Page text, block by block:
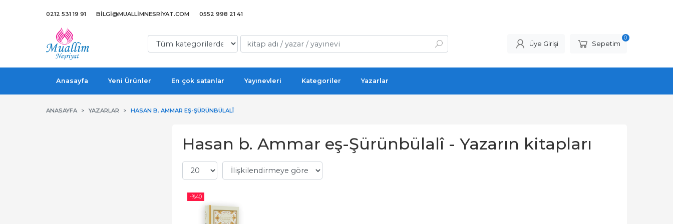
0212 531 19 91 BILGI@MUALLIMNESRIYAT.COM 0552 998 21 41
Üye Girişi Sepetim
0
Anasayfa Yeni Ürünler En çok satanlar Yayınevleri Kategoriler Yazarlar
ANASAYFA YAZARLAR HASAN B. AMMAR EŞ-ŞÜRÜNBÜLALÎ
Hasan b. Ammar eş-Şürünbülalî - Yazarın kitapları
-%40